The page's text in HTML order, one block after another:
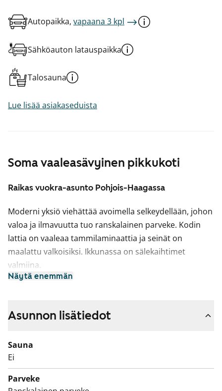
Soma vaaleasävyinen pikkukoti
Raikas vuokra-asunto Pohjois-Haagassa
Moderni yksiö viehättää avoimella selkeydellään, johon
valoa ja ilmavuutta tuo ranskalainen parveke. Kodin
lattia on vaaleaa tammilaminaattia ja seinät on
maalattu valkoisiksi. Ikkunassa on sälekaihtimet
valmiina.
omaan sisustukseesi sopi­vaan kohtaan. Ylä- ja
laminaattia. Varustukseen kuuluu astianpesukone,
keraaminen liesi ja jääkaappipakastin.
Kylpyhuoneessa on valkoiset kotimaiset Kide-malliston
kalusteet. Seinät ovat isoa valkoista laattaa ja lattia on
Näytä enemmän
Autopaikka, vapaana 3 kpl
Sähköauton latauspaikka
Talosauna
Lue lisää asiakaseduista
Asunnon lisätiedot
Sauna
Ei
Parveke